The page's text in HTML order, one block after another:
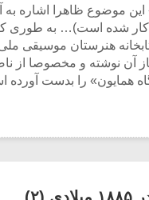
این موضوع ظاهرا
هنرستان موسیقی
آن نوشته و مخصوصا
‌را بدست آورده